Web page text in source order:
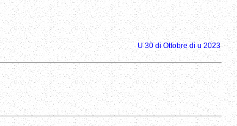
U 30 di Ottobre di u 2023